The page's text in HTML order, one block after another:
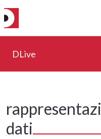
DLive
dati